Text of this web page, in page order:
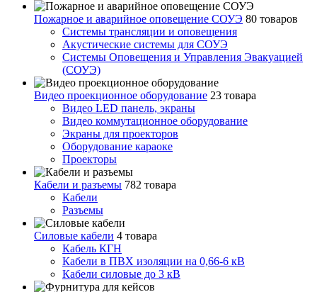
Пожарное и аварийное оповещение СОУЭ 80 товаров
Cистемы трансляции и оповещения
Акустические системы для СОУЭ
Системы Оповещения и Управления Эвакуацией
(СОУЭ)
Видео проекционное оборудование 23 товара
Видео LED панель, экраны
Видео коммутационное оборудование
Экраны для проекторов
Оборудование караоке
Проекторы
Кабели и разъемы 782 товара
Кабели
Разъемы
Силовые кабели 4 товара
Кабель КГН
Кабели в ПВХ изоляции на 0,66-6 кВ
Кабели силовые до 3 кВ